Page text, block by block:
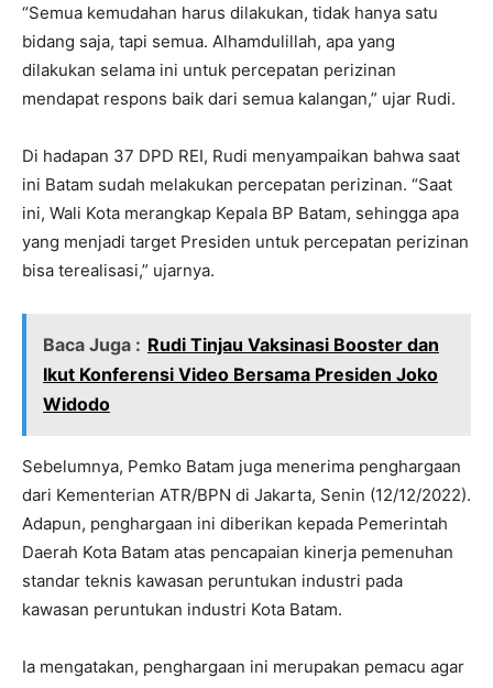
“Semua kemudahan harus dilakukan, tidak hanya satu
bidang saja, tapi semua. Alhamdulillah, apa yang
dilakukan selama ini untuk percepatan perizinan
mendapat respons baik dari semua kalangan,” ujar Rudi.
Di hadapan 37 DPD REI, Rudi menyampaikan bahwa saat
ini Batam sudah melakukan percepatan perizinan. “Saat
ini, Wali Kota merangkap Kepala BP Batam, sehingga apa
yang menjadi target Presiden untuk percepatan perizinan
bisa terealisasi,” ujarnya.
Baca Juga : Rudi Tinjau Vaksinasi Booster dan
Ikut Konferensi Video Bersama Presiden Joko
Widodo
Sebelumnya, Pemko Batam juga menerima penghargaan
dari Kementerian ATR/BPN di Jakarta, Senin (12/12/2022).
Adapun, penghargaan ini diberikan kepada Pemerintah
Daerah Kota Batam atas pencapaian kinerja pemenuhan
standar teknis kawasan peruntukan industri pada
kawasan peruntukan industri Kota Batam.
Ia mengatakan, penghargaan ini merupakan pemacu agar